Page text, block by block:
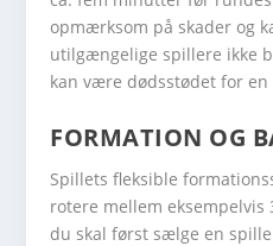
opmærksom på skader og
utilgængelige spillere ikke
kan være dødsstødet for
FORMATION OG
Spillets fleksible
rotere mellem eksempelvis
du skal først sælge en